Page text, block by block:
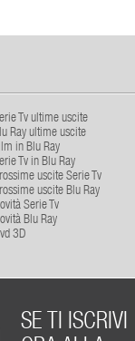
Tv ultime uscite
Ray ultime uscite
in Blu Ray
Tv in Blu Ray
uscite Serie Tv
uscite Blu Ray
Serie Tv
Blu Ray
3D
SE TI ISCRIVI